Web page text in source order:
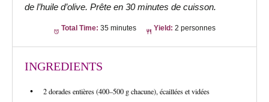
de l’huile d’olive. Prête en 30 minutes de cuisson.
Total Time: 35 minutes Yield: 2 personnes
INGREDIENTS
2 dorades entières (400–500 g chacune), écaillées et vidées